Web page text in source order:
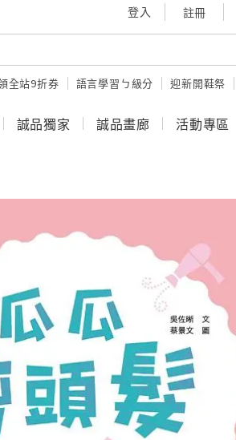
登入 註冊
全站9折券 語言學習ㄅ級分 迎新開鞋祭
誠品獨家 誠品畫廊 活動專區